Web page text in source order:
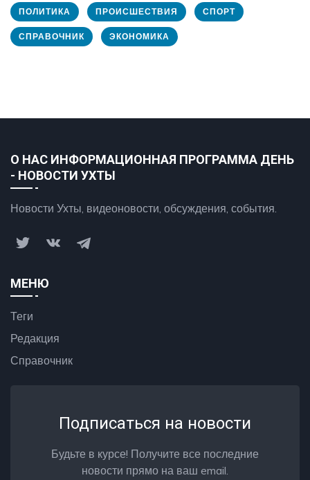
ПОЛИТИКА ПРОИСШЕСТВИЯ СПОРТ
СПРАВОЧНИК ЭКОНОМИКА
О НАС ИНФОРМАЦИОННАЯ ПРОГРАММА ДЕНЬ
- НОВОСТИ УХТЫ
Новости Ухты, видеоновости, обсуждения, события.
МЕНЮ
Теги
Редакция
Справочник
Подписаться на новости
Будьте в курсе! Получите все последние
новости прямо на ваш email.